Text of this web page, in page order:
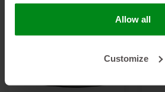
Allow all
Customize